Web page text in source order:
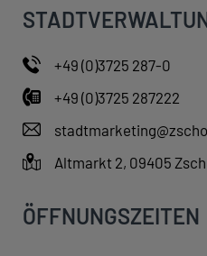
+49 (0)3725 287-0
+49 (0)3725 287222
Altmarkt 2, 09405
ÖFFNUNGSZEITEN